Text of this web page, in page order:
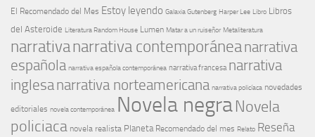
El Recomendado del Mes Estoy leyendo Galaxia Gutenberg Harper Lee Libro Libros
del Asteroide Literatura Random House Lumen Matar a un ruiseñor Metaliteratura
narrativanarrativa contemporáneanarrativa
española narrativa española contemporánea narrativa francesa narrativa
inglesanarrativa norteamericana narrativa policíaca novedades
editoriales novela contemporánea Novela negraNovela
policiaca novela realista Planeta Recomendado del mes Relato Reseña